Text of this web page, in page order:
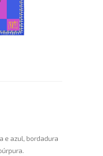
e azul, bordadura